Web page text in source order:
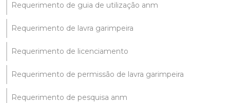
Requerimento de guia de utilização anm
Requerimento de lavra garimpeira
Requerimento de licenciamento
Requerimento de permissão de lavra garimpeira
Requerimento de pesquisa anm